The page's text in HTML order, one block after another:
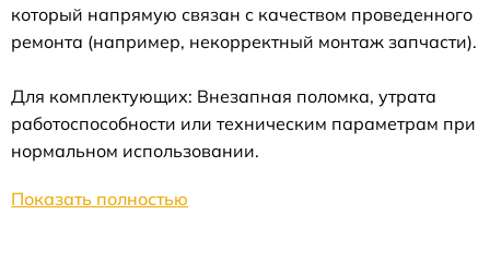
который напрямую связан с качеством проведенного
ремонта (например, некорректный монтаж запчасти).
Для комплектующих: Внезапная поломка, утрата
работоспособности или техническим параметрам при
нормальном использовании.
Показать полностью